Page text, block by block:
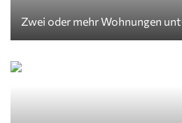
Zwei oder mehr Wohnungen